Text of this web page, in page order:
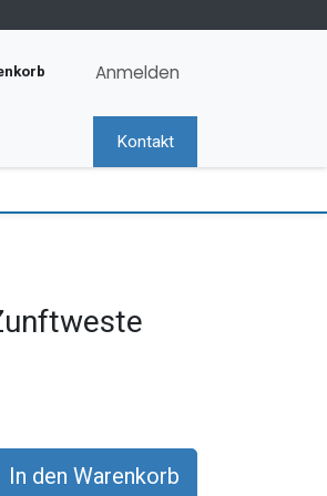
Anmelden
Kontakt
In den Warenkorb